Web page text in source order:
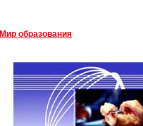
Мир образования